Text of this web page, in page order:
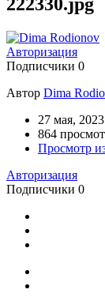
Авторизация
Подписчики 0
Автор Dima
27 мая, 2023
864
Просмотр
Авторизация
Подписчики 0